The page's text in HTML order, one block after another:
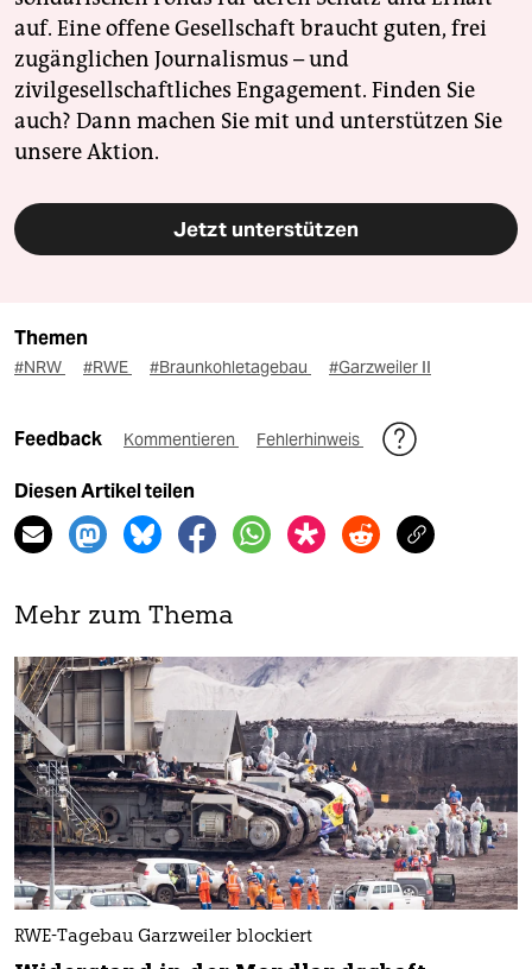
auf. Eine offene Gesellschaft braucht guten, frei
zugänglichen Journalismus – und
zivilgesellschaftliches Engagement. Finden Sie
auch? Dann machen Sie mit und unterstützen Sie
unsere Aktion.
Jetzt unterstützen
Themen
#NRW #RWE #Braunkohletagebau #Garzweiler II
Feedback Kommentieren Fehlerhinweis
Diesen Artikel teilen
Mehr zum Thema
RWE-Tagebau Garzweiler blockiert